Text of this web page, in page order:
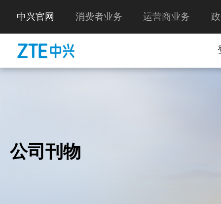
中兴官网 消费者业务 运营商业务
公司刊物